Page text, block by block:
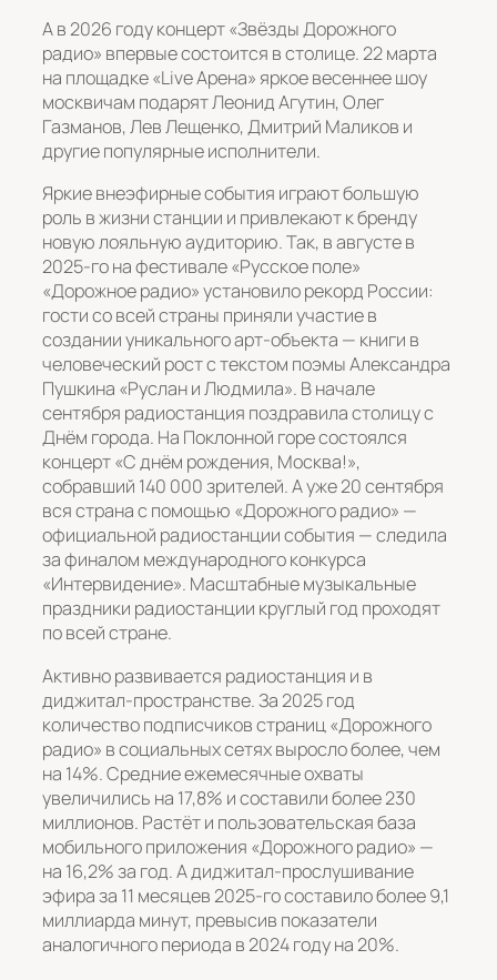
А в 2026 году концерт «Звёзды Дорожного
радио» впервые состоится в столице. 22 марта
на площадке «Live Арена» яркое весеннее шоу
москвичам подарят Леонид Агутин, Олег
Газманов, Лев Лещенко, Дмитрий Маликов и
другие популярные исполнители.
Яркие внеэфирные события играют большую
роль в жизни станции и привлекают к бренду
новую лояльную аудиторию. Так, в августе в
2025-го на фестивале «Русское поле»
«Дорожное радио» установило рекорд России:
гости со всей страны приняли участие в
создании уникального арт-объекта — книги в
человеческий рост с текстом поэмы Александра
Пушкина «Руслан и Людмила». В начале
сентября радиостанция поздравила столицу с
Днём города. На Поклонной горе состоялся
концерт «С днём рождения, Москва!»,
собравший 140 000 зрителей. А уже 20 сентября
вся страна с помощью «Дорожного радио» —
официальной радиостанции события — следила
за финалом международного конкурса
«Интервидение». Масштабные музыкальные
праздники радиостанции круглый год проходят
по всей стране.
Активно развивается радиостанция и в
диджитал-пространстве. За 2025 год
количество подписчиков страниц «Дорожного
радио» в социальных сетях выросло более, чем
на 14%. Средние ежемесячные охваты
увеличились на 17,8% и составили более 230
миллионов. Растёт и пользовательская база
мобильного приложения «Дорожного радио» —
на 16,2% за год. А диджитал-прослушивание
эфира за 11 месяцев 2025-го составило более 9,1
миллиарда минут, превысив показатели
аналогичного периода в 2024 году на 20%.